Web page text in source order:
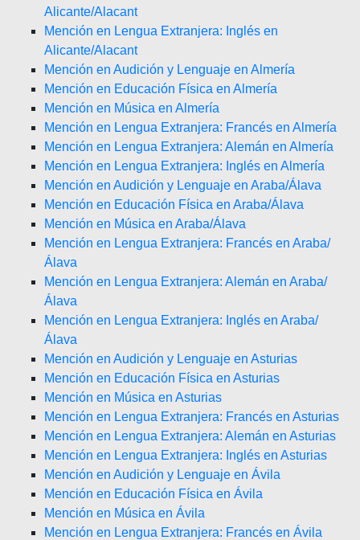
Alicante/Alacant
Mención en Lengua Extranjera: Inglés en
Alicante/Alacant
Mención en Audición y Lenguaje en Almería
Mención en Educación Física en Almería
Mención en Música en Almería
Mención en Lengua Extranjera: Francés en Almería
Mención en Lengua Extranjera: Alemán en Almería
Mención en Lengua Extranjera: Inglés en Almería
Mención en Audición y Lenguaje en Araba/Álava
Mención en Educación Física en Araba/Álava
Mención en Música en Araba/Álava
Mención en Lengua Extranjera: Francés en Araba/
Álava
Mención en Lengua Extranjera: Alemán en Araba/
Álava
Mención en Lengua Extranjera: Inglés en Araba/
Álava
Mención en Audición y Lenguaje en Asturias
Mención en Educación Física en Asturias
Mención en Música en Asturias
Mención en Lengua Extranjera: Francés en Asturias
Mención en Lengua Extranjera: Alemán en Asturias
Mención en Lengua Extranjera: Inglés en Asturias
Mención en Audición y Lenguaje en Ávila
Mención en Educación Física en Ávila
Mención en Música en Ávila
Mención en Lengua Extranjera: Francés en Ávila